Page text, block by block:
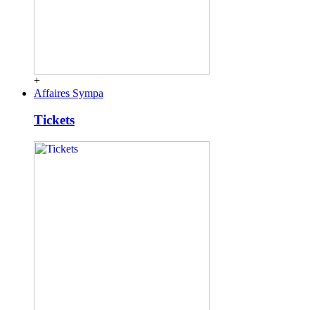
+
Affaires Sympa
Tickets